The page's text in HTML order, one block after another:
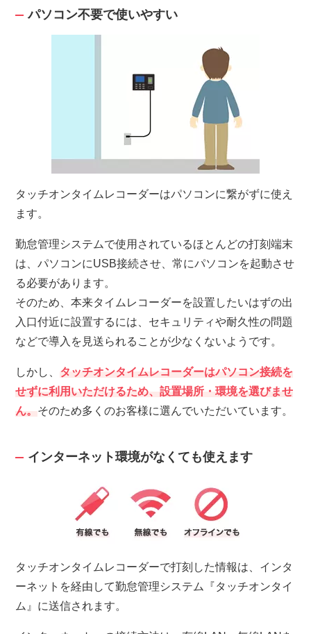
パソコン不要で使いやすい
タッチオンタイムレコーダーはパソコンに繋がずに使え
ます。
勤怠管理システムで使用されているほとんどの打刻端末
は、パソコンにUSB接続させ、常にパソコンを起動させ
る必要があります。
そのため、本来タイムレコーダーを設置したいはずの出
入口付近に設置するには、セキュリティや耐久性の問題
などで導入を見送られることが少なくないようです。
しかし、 タッチオンタイムレコーダーはパソコン接続を
せずに利用いただけるため、設置場所・環境を選びませ
ん。 そのため多くのお客様に選んでいただいています。
インターネット環境がなくても使えます
タッチオンタイムレコーダーで打刻した情報は、インタ
ーネットを経由して勤怠管理システム『タッチオンタイ
ム』に送信されます。